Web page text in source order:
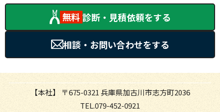
無料 診断・見積依頼をする
相談・お問い合わせをする
【本社】
〒675-0321 兵庫県加古川市志方町2036
TEL.079-452-0921